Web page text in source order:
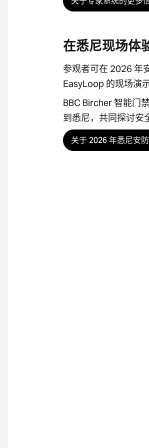
在悉尼现场体
参观者可在 2026 年
EasyLoop 的现场演
BBC Bircher 智能门
到悉尼，共同探讨安
关于 2026 年悉尼安